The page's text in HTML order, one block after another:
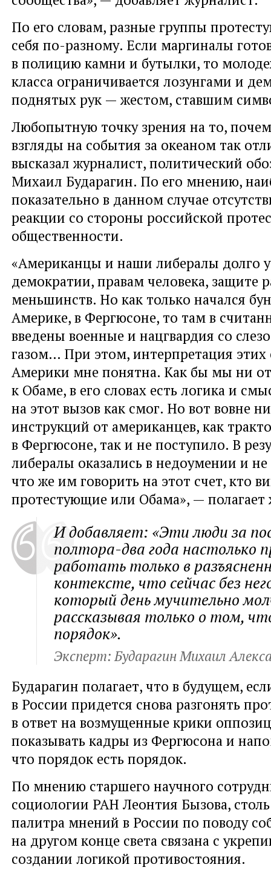
По его словам, разные группы
себя по-разному. Если маргиналы
в полицию камни и бутылки, то
класса ограничивается лозунгами и
поднятых рук — жестом, ставшим
Любопытную точку зрения на то,
взгляды на события за океаном так
высказал журналист, политический
Михаил Бударагин. По его мнению,
показательно в данном случае
реакции со стороны российской
общественности.
«Американцы и наши либералы долго
демократии, правам человека, защите
меньшинств. Но как только начался
Америке, в Фергюсоне, то там в
введены военные и нацгвардия со
газом… При этом, интерпретация
Америки мне понятна. Как бы мы ни
к Обаме, в его словах есть логика и
на этот вызов как смог. Но вот вовне
инструкций от американцев, как
в Фергюсоне, так и не поступило. В
либералы оказались в недоумении и
что же им говорить на этот счет, кто
протестующие или Обама», — полагает
И добавляет: «Эти люди за
полтора-два года настолько
работать только в
контексте, что сейчас без
который день мучительно
рассказывая только о том,
порядок».
Эксперт: Бударагин Михаил
Бударагин полагает, что в будущем,
в России придется снова разгонять
в ответ на возмущенные крики
показывать кадры из Фергюсона и
что порядок есть порядок.
По мнению старшего научного
социологии РАН Леонтия Бызова,
палитра мнений в России по поводу
на другом конце света связана с
создании логикой противостояния.